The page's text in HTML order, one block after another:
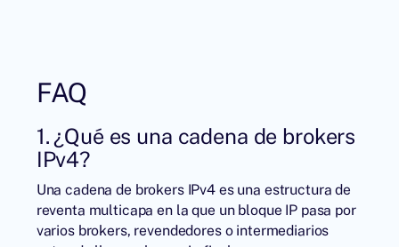
FAQ
1. ¿Qué es una cadena de brokers
IPv4?
Una cadena de brokers IPv4 es una estructura de
reventa multicapa en la que un bloque IP pasa por
varios brokers, revendedores o intermediarios